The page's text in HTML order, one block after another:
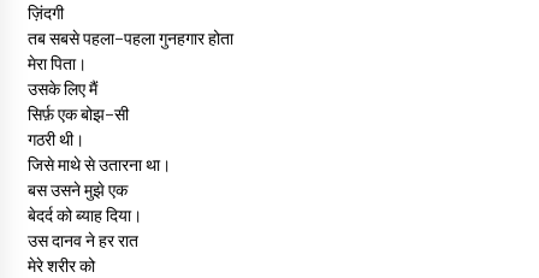
ज़िंदगी
तब सबसे पहला-पहला गुनहगार होता
मेरा पिता।
उसके लिए मैं
सिर्फ़ एक बोझ-सी
गठरी थी।
जिसे माथे से उतारना था।
बस उसने मुझे एक
बेदर्द को ब्याह दिया।
उस दानव ने हर रात
मेरे शरीर को